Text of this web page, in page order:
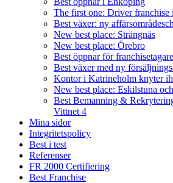
The first one: Driver franchise
Best växer: ny
New best place: Strängnäs
New best place: Örebro
Best öppnar för franchisetagare
Best växer med ny
Kontor i Katrineholm knyter
New best place: Eskilstuna
Best Bemanning &
Vittnet 4
Mina sidor
Integritetspolicy
Best i test
Referenser
FR 2000 Certifiering
Best Franchise